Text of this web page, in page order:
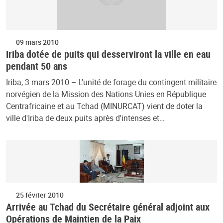
09 mars 2010
Iriba dotée de puits qui desserviront la ville en eau
pendant 50 ans
Iriba, 3 mars 2010 – L'unité de forage du contingent militaire
norvégien de la Mission des Nations Unies en République
Centrafricaine et au Tchad (MINURCAT) vient de doter la
ville d'Iriba de deux puits après d'intenses et…
25 février 2010
Arrivée au Tchad du Secrétaire général adjoint aux
Opérations de Maintien de la Paix